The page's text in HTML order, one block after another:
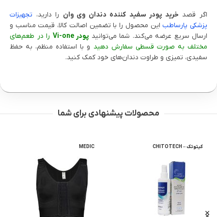
اگر قصد خرید پودر سفید کننده دندان وی وان را دارید، تجهیزات
پزشکی پارساطباین محصول را با تضمین اصالت کالا، قیمت مناسب و
ارسال سریع عرضه می‌کند. شما می‌توانید پودر Vi-one
را در طعم‌های
مختلف به صورت قسطی سفارش دهید و با استفاده منظم، به حفظ
سفیدی، تمیزی و طراوت دندان‌های خود کمک کنید.
محصولات پیشنهادی برای شما
MEDIC